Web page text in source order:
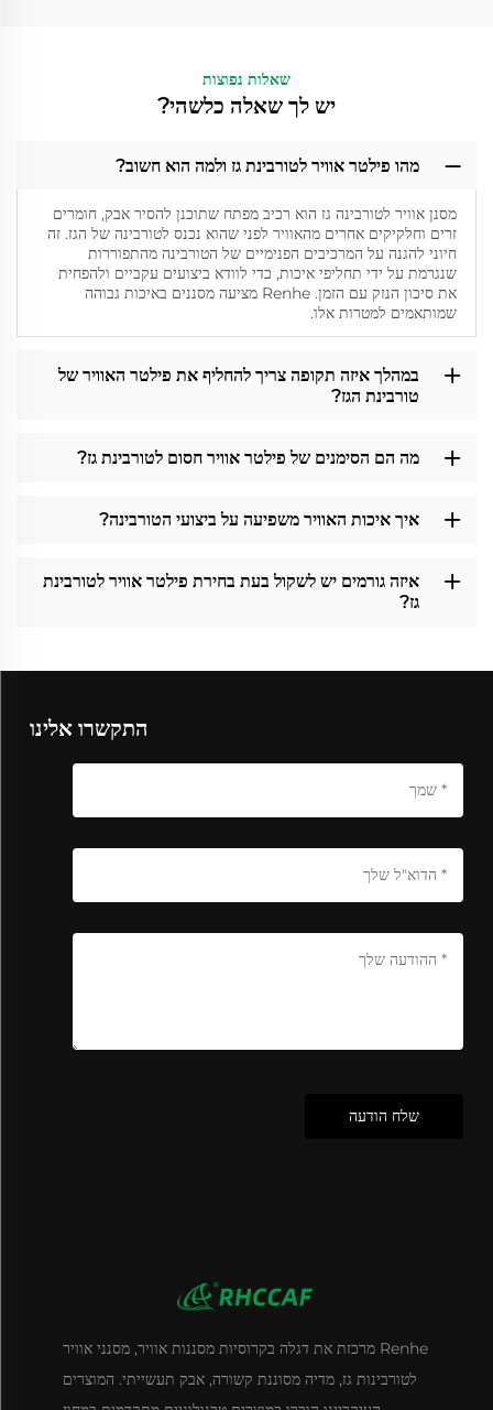
שאלות נפוצות
יש לך שאלה כלשהי?
מהו פילטר אוויר לטורבינת גז ולמה הוא חשוב?
מסנן אוויר לטורבינה גז הוא רכיב מפתח שתוכנן להסיר אבק, חומרים
זרים וחלקיקים אחרים מהאוויר לפני שהוא נכנס לטורבינה של הגז. זה
חיוני להגנה על המרכיבים הפנימיים של הטורבינה מהתפוררות
שנגרמת על ידי תחליפי איכות, כדי לוודא ביצועים עקביים ולהפחית
את סיכון הנזק עם הזמן. Renhe מציעה מסננים באיכות גבוהה
שמותאמים למטרות אלו.
במהלך איזה תקופה צריך להחליף את פילטר האוויר של
טורבינת הגז?
מה הם הסימנים של פילטר אוויר חסום לטורבינת גז?
איך איכות האוויר משפיעה על ביצועי הטורבינה?
איזה גורמים יש לשקול בעת בחירת פילטר אוויר לטורבינת
גז?
התקשרו אלינו
שלח הודעה
Renhe מרכזת את דגלה בקרוסיות מסננות אוויר, מסנני אוויר
לטורבינות גז, מדיה מסוננת קשורה, אבק תעשייתי. המוצרים